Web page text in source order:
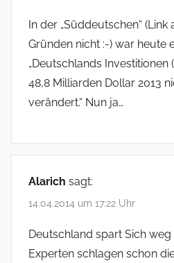
In der „Süddeutschen“
Gründen nicht :-) war heute
„Deutschlands Investitionen
48,8 Milliarden Dollar 2013
verändert.“ Nun ja…
Alarich sagt:
14.04.2014 um 17:22 Uhr
Deutschland spart Sich weg
Experten schlagen schon